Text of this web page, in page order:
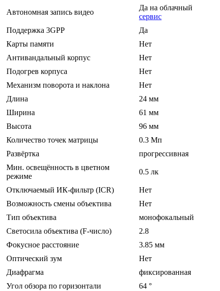
Автономная запись видео
Да на облачный
сервис
Поддержка 3GPP
Да
Карты памяти
Нет
Антивандальный корпус
Нет
Подогрев корпуса
Нет
Механизм поворота и наклона
Нет
Длина
24 мм
Ширина
61 мм
Высота
96 мм
Количество точек матрицы
0.3 Мп
Развёртка
прогрессивная
Мин. освещённость в цветном
режиме
0.5 лк
Отключаемый ИК-фильтр (ICR)
Нет
Возможность смены объектива
Нет
Тип объектива
монофокальный
Светосила объектива (F-число)
2.8
Фокусное расстояние
3.85 мм
Оптический зум
Нет
Диафрагма
фиксированная
Угол обзора по горизонтали
64 °